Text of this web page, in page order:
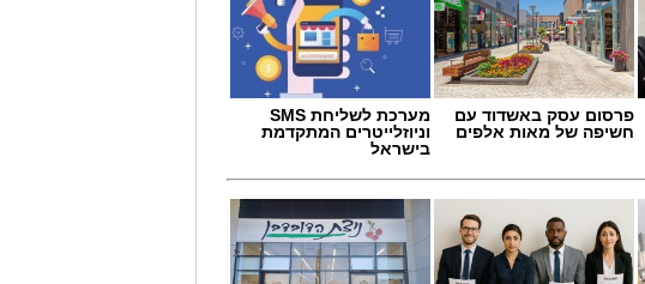
פרסום עסק באשדוד עם
חשיפה של מאות אלפים
מערכת לשליחת SMS
וניוזלייטרים המתקדמת
בישראל